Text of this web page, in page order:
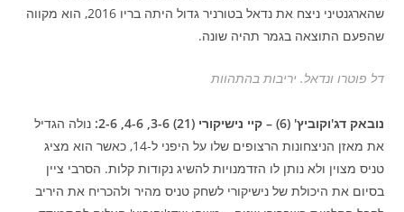
שהארגנטיני ניצח את נדאל בטורניר גדול היתה בריו 2016, הוא מקווה
שהפעם התוצאה בגמר תהיה שונה.
דל פוטרו ונדאל. יריבות בהתהוות
נובאק דג'וקוביץ' (6) – קיי נישיקורי (21) 3-6, 4-6, 2-6:
נולה הגדיל
את מאזן הניצחונות הרצופים שלו על היפני ל-14, כאשר הוא מציג
טניס מצוין ולא נותן לו הזדמנויות להשיג נקודות קלות. הסרבי ציין
בסיום את היכולת של נישיקורי לשחק טניס מהיר ולהכריח את היריב